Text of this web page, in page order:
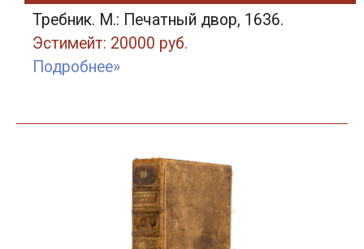
Требник. М.: Печатный двор, 1636.
Эстимейт: 20000 руб.
Подробнее»